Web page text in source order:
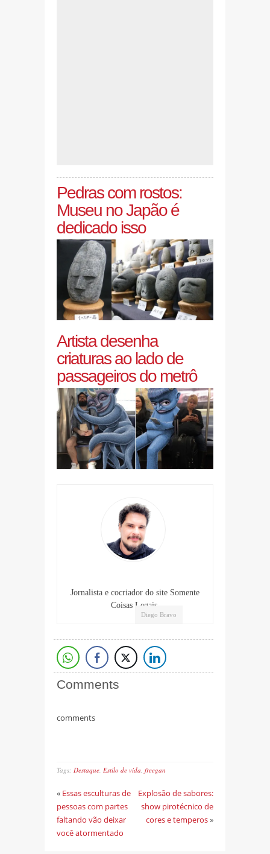
Pedras com rostos:
Museu no Japão é
dedicado isso
Artista desenha
criaturas ao lado de
passageiros do metrô
Diego Bravo
Jornalista e cocriador do site Somente
Coisas Legais.
Comments
comments
Tags: Destaque Estilo de vida freegan
« Essas esculturas de
pessoas com partes
faltando vão deixar
você atormentado
Explosão de sabores:
show pirotécnico de
cores e temperos»